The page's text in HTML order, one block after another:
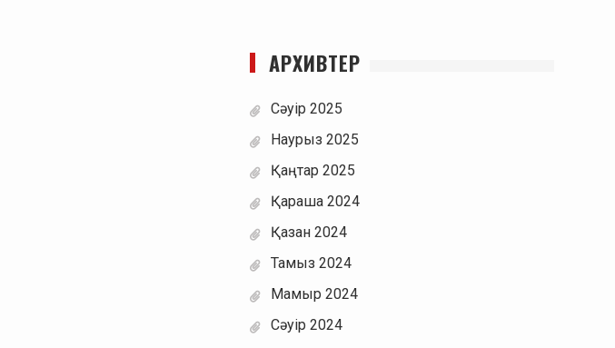
АРХИВТЕР
Сәуір 2025
Наурыз 2025
Қаңтар 2025
Қараша 2024
Қазан 2024
Тамыз 2024
Мамыр 2024
Сәуір 2024